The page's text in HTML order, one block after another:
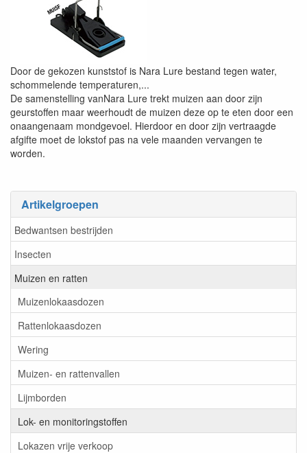
Artikelgroepen
Bedwantsen bestrijden
Insecten
Muizen en ratten
Muizenlokaasdozen
Rattenlokaasdozen
Wering
Muizen- en rattenvallen
Lijmborden
Lok- en monitoringstoffen
Lokazen vrije verkoop
Door de gekozen kunststof is Nara Lure bestand tegen water,
schommelende temperaturen,...
De samenstelling vanNara Lure trekt muizen aan door zijn
geurstoffen maar weerhoudt de muizen deze op te eten door een
onaangenaam mondgevoel. Hierdoor en door zijn vertraagde
afgifte moet de lokstof pas na vele maanden vervangen te
worden.